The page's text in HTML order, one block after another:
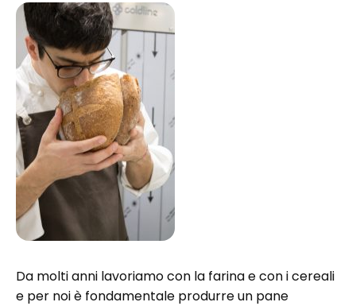
Da molti anni lavoriamo con la farina e con i cereali
e per noi è fondamentale produrre un pane